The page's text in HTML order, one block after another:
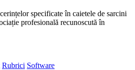
specificate în caietele de sarcini
profesională recunoscută în
Rubrici Software